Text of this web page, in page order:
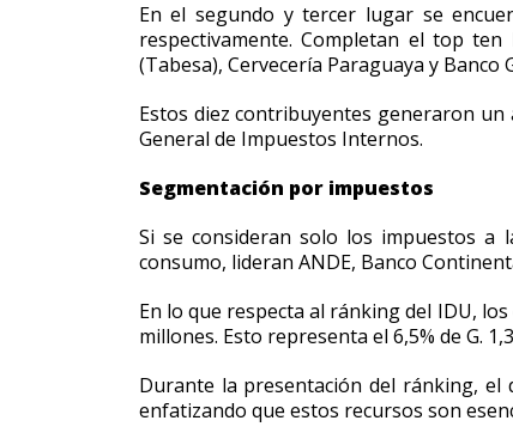
En el segundo y tercer lugar se
respectivamente. Completan el top ten
(Tabesa), Cervecería Paraguaya y Banco
Estos diez contribuyentes generaron un
General de Impuestos Internos.
Segmentación por impuestos
Si se consideran solo los impuestos a
consumo, lideran ANDE, Banco
En lo que respecta al ránking del IDU,
millones. Esto representa el 6,5% de G.
Durante la presentación del ránking,
enfatizando que estos recursos son